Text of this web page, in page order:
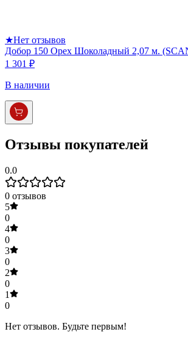
★Нет отзывов
Добор 150 Орех Шоколадный 2,07 м.
1 301 ₽
В наличии
Отзывы покупателей
0.0
0 отзывов
5
0
4
0
3
0
2
0
1
0
Нет отзывов. Будьте первым!